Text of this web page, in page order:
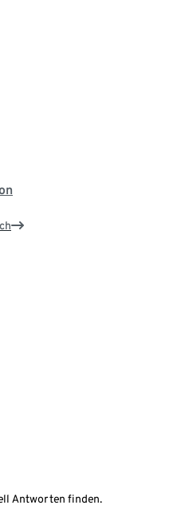
Antworten finden.